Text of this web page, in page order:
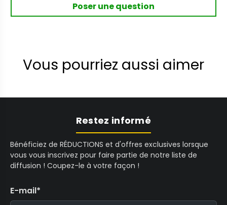
Poser une question
Vous pourriez aussi aimer
Restez informé
Bénéficiez de RÉDUCTIONS et d'offres exclusives lorsque
vous vous inscrivez pour faire partie de notre liste de
diffusion ! Coupez-le à votre façon !
E-mail*